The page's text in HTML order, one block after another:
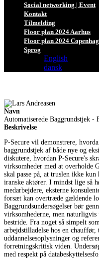
Social networking | Event
Kontakt
Tilmelding
Floor plan 2024 Aarhus
Floor plan 2024
Sprog
English
dansk
Navn
Automatiserede Baggrundstjek
Beskrivelse
P-Secure vil demonstrere,
baggrundstjek af både nye og
diskutere, hvordan P-Secure's
virksomheder med at overholde
skal passe på, at truslen ikke
iranske aktører. I mindst lige så
medarbejdere, eksterne
forsæt kan overtræde gældende
Baggrundsundersøgelser bør
virksomhederne, men naturligvis
bestride. Fra noget så simpelt
arbejdstilladelse hos en
uddannelsesoplysninger og
forretningskritisk viden.
med respekt på